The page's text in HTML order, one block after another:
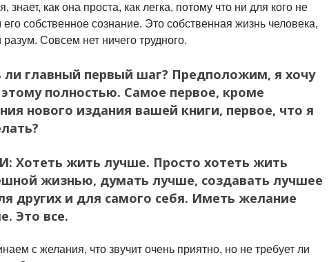
знает, как она проста, как легка, потому что ни для кого не
собственное сознание. Это собственная жизнь человека,
Совсем нет ничего трудного.
ли главный первый шаг? Предположим, я хочу
этому полностью. Самое первое, кроме
нового издания вашей книги, первое, что я
: Хотеть жить лучше. Просто хотеть жить
жизнью, думать лучше, создавать лучшее
других и для самого себя. Иметь желание
Это все.
с желания, что звучит очень приятно, но не требует ли